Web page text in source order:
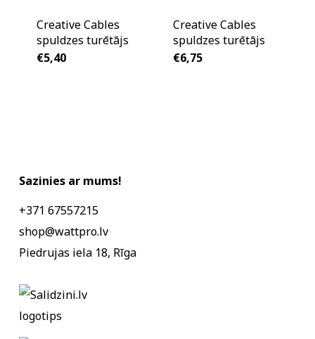
Creative Cables
spuldzes turētājs
€5,40
Creative Cables
spuldzes turētājs
€6,75
Sazinies ar mums!
+371 67557215
shop@wattpro.lv
Piedrujas iela 18, Rīga